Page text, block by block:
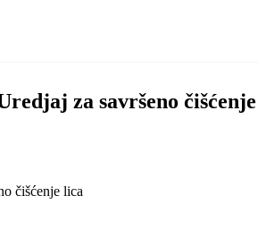
za savršeno
čišćenje lica